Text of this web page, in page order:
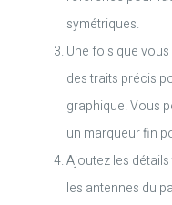
symétriques.
Une fois que
des traits précis
graphique. Vous
un marqueur fin
Ajoutez les
les antennes du